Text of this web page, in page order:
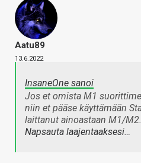
Aatu89
13.6.2022
InsaneOne sanoi
Jos et omista M1
niin et pääse käyttämään
laittanut ainoastaan M1/M2.
Napsauta laajentaaksesi…